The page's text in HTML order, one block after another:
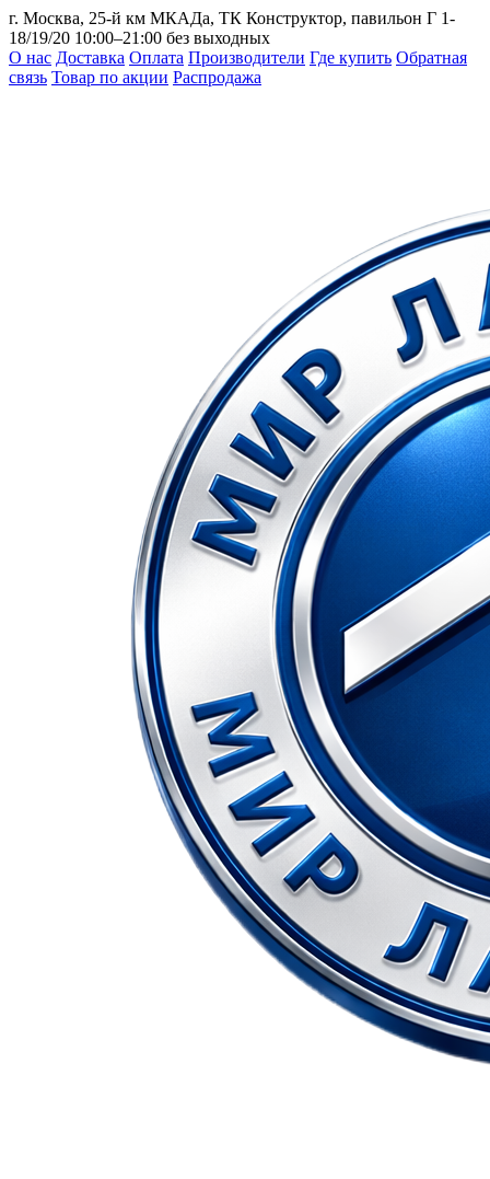
г. Москва, 25-й км МКАДа, ТК Конструктор, павильон Г 1-
18/19/20 10:00–21:00 без выходных
О нас Доставка Оплата Производители Где купить Обратная
связь Товар по акции Распродажа